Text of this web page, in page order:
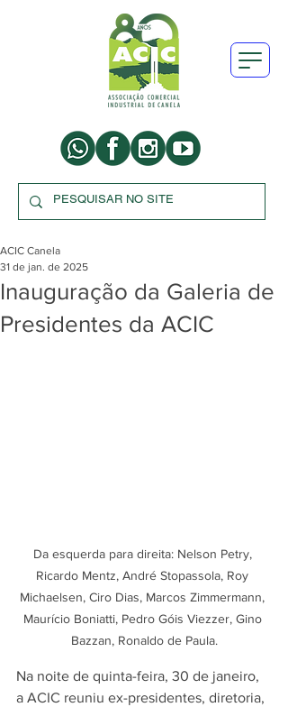
Inauguração da Galeria de
Presidentes da ACIC
ACIC Canela
31 de jan. de 2025
Da esquerda para direita: Nelson Petry,
Ricardo Mentz, André Stopassola, Roy
Michaelsen, Ciro Dias, Marcos Zimmermann,
Maurício Boniatti, Pedro Góis Viezzer, Gino
Bazzan, Ronaldo de Paula.
Na noite de quinta-feira, 30 de janeiro,
a ACIC reuniu ex-presidentes, diretoria,